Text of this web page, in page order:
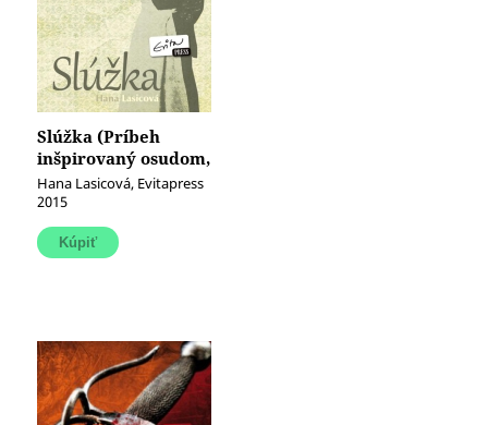
Slúžka (Príbeh
inšpirovaný osudom,
v ktorom nájdete aj
svojich predkov)
Hana Lasicová, Evitapress
2015